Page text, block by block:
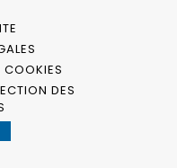
COOKIES
DES